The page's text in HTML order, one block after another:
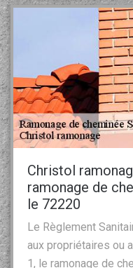
Christol
ramonage de
le 72220
Le Règlement
aux propriétaires ou
1, le ramonage de